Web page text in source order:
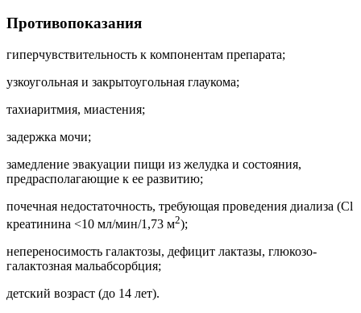
Противопоказания
гиперчувствительность к компонентам препарата;
узкоугольная и закрытоугольная глаукома;
тахиаритмия, миастения;
задержка мочи;
замедление эвакуации пищи из желудка и состояния,
предрасполагающие к ее развитию;
почечная недостаточность, требующая проведения диализа (Cl
креатинина <10 мл/мин/1,73 м2);
непереносимость галактозы, дефицит лактазы, глюкозо-
галактозная мальабсорбция;
детский возраст (до 14 лет).